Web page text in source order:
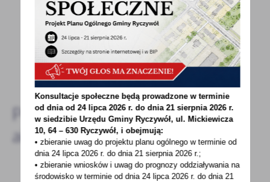
Spodobała Ci się informacja? Zostaw nam swoją opinię
- to dla Ciebie staramy się być najlepsi, a Twoje zdanie
bardzo nam w tym pomoże!
DODAJ KOMENTARZ
Pozostałe
aktualności
Konsultacje społeczne będą prowadzone w terminie
od dnia od 24 lipca 2026 r. do dnia 21 sierpnia 2026 r.
w siedzibie Urzędu Gminy Ryczywół, ul. Mickiewicza
10, 64 – 630 Ryczywół, i obejmują:
• zbieranie uwag do projektu planu ogólnego w terminie od
dnia 24 lipca 2026 r. do dnia 21 sierpnia 2026 r.;
• zbieranie wniosków i uwag do prognozy oddziaływania na
środowisko w terminie od dnia 24 lipca 2026 r. do dnia 21